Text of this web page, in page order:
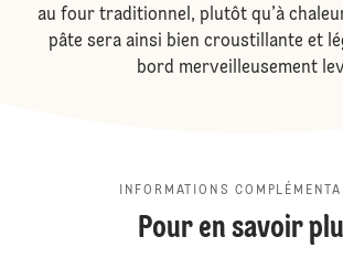
au four traditionnel, plutôt qu’à
pâte sera ainsi bien croustillante et
bord merveilleusement
INFORMATIONS
Pour en savoir